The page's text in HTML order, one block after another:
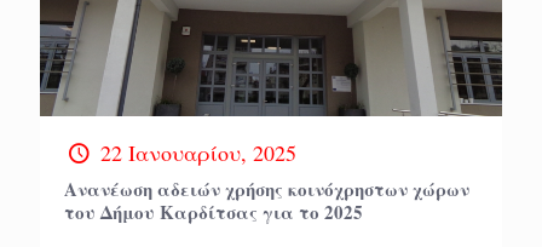
22 Ιανουαρίου, 2025
Ανανέωση αδειών χρήσης κοινόχρηστων χώρων
του Δήμου Καρδίτσας για το 2025